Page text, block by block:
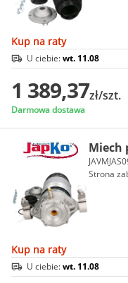
Kup na raty
U ciebie:wt. 11.08
1 389,37zł/szt.
Darmowa dostawa
Miech
Strona
Kup na raty
U ciebie:wt. 11.08